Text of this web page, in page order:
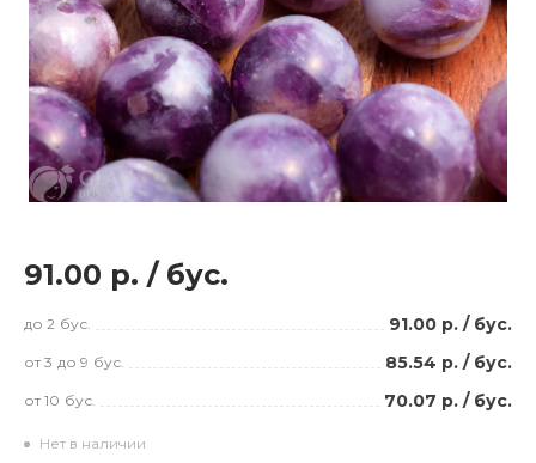
91.00 р. / бус.
до 2 бус. 91.00 р. / бус.
от 3 до 9 бус. 85.54 р. / бус.
от 10 бус. 70.07 р. / бус.
Нет в наличии